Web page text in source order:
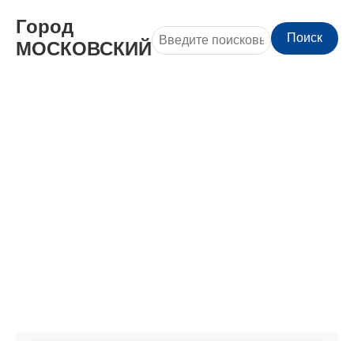
Город
МОСКОВСКИЙ
Поиск